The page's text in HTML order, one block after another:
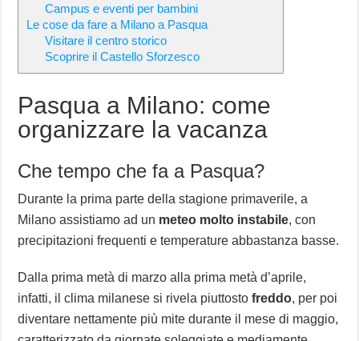
Campus e eventi per bambini
Le cose da fare a Milano a Pasqua
Visitare il centro storico
Scoprire il Castello Sforzesco
Pasqua a Milano: come
organizzare la vacanza
Che tempo che fa a Pasqua?
Durante la prima parte della stagione primaverile, a
Milano assistiamo ad un meteo molto instabile, con
precipitazioni frequenti e temperature abbastanza basse.
Dalla prima metà di marzo alla prima metà d’aprile,
infatti, il clima milanese si rivela piuttosto freddo, per poi
diventare nettamente più mite durante il mese di maggio,